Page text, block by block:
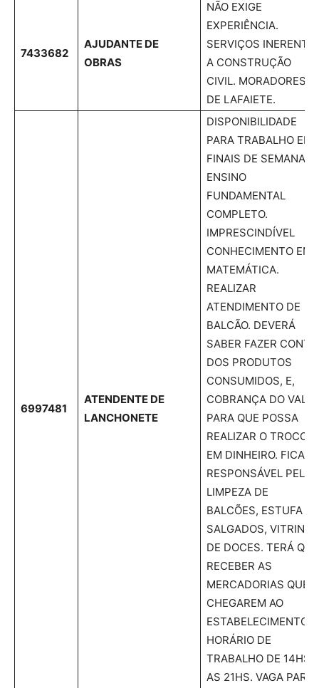
7433682
AJUDANTE DE
OBRAS
NÃO EXIGE
EXPERIÊNCIA.
SERVIÇOS
A CONSTRUÇÃO
CIVIL. MORADORES
DE LAFAIETE.
6997481
ATENDENTE DE
LANCHONETE
DISPONIBILIDADE
PARA TRABALHO EM
FINAIS DE SEMANA.
ENSINO
FUNDAMENTAL
COMPLETO.
IMPRESCINDÍVEL
CONHECIMENTO EM
MATEMÁTICA.
REALIZAR
ATENDIMENTO DE
BALCÃO. DEVERÁ
SABER FAZER CONTA
DOS PRODUTOS
CONSUMIDOS, E,
COBRANÇA DO
PARA QUE POSSA
REALIZAR O TROCO
EM DINHEIRO. FICARÁ
RESPONSÁVEL PELA
LIMPEZA DE
BALCÕES, ESTUFA DE
SALGADOS, VITRINE
DE DOCES. TERÁ QUE
RECEBER AS
MERCADORIAS QUE
CHEGAREM AO
ESTABELECIMENTO.
HORÁRIO DE
TRABALHO DE 14HS
AS 21HS. VAGA PARA